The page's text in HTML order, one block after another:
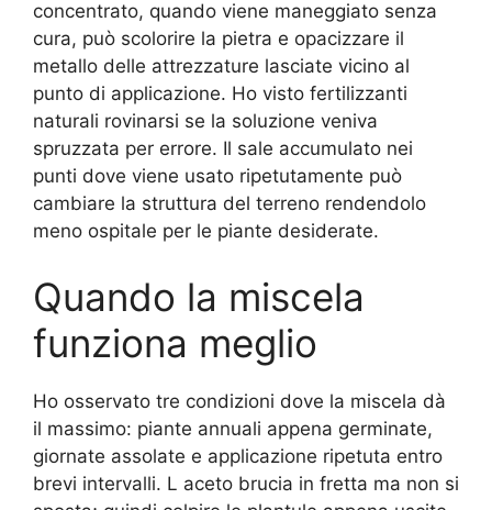
concentrato, quando viene maneggiato senza
cura, può scolorire la pietra e opacizzare il
metallo delle attrezzature lasciate vicino al
punto di applicazione. Ho visto fertilizzanti
naturali rovinarsi se la soluzione veniva
spruzzata per errore. Il sale accumulato nei
punti dove viene usato ripetutamente può
cambiare la struttura del terreno rendendolo
meno ospitale per le piante desiderate.
Quando la miscela
funziona meglio
Ho osservato tre condizioni dove la miscela dà
il massimo: piante annuali appena germinate,
giornate assolate e applicazione ripetuta entro
brevi intervalli. L aceto brucia in fretta ma non si